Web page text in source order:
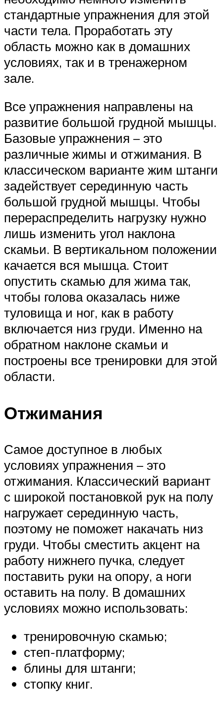
стандартные упражнения для этой
части тела. Проработать эту
область можно как в домашних
условиях, так и в тренажерном
зале.
Все упражнения направлены на
развитие большой грудной мышцы.
Базовые упражнения – это
различные жимы и отжимания. В
классическом варианте жим штанги
задействует серединную часть
большой грудной мышцы. Чтобы
перераспределить нагрузку нужно
лишь изменить угол наклона
скамьи. В вертикальном положении
качается вся мышца. Стоит
опустить скамью для жима так,
чтобы голова оказалась ниже
туловища и ног, как в работу
включается низ груди. Именно на
обратном наклоне скамьи и
построены все тренировки для этой
области.
Отжимания
Самое доступное в любых
условиях упражнения – это
отжимания. Классический вариант
с широкой постановкой рук на полу
нагружает серединную часть,
поэтому не поможет накачать низ
груди. Чтобы сместить акцент на
работу нижнего пучка, следует
поставить руки на опору, а ноги
оставить на полу. В домашних
условиях можно использовать:
тренировочную скамью;
степ-платформу;
блины для штанги;
стопку книг.